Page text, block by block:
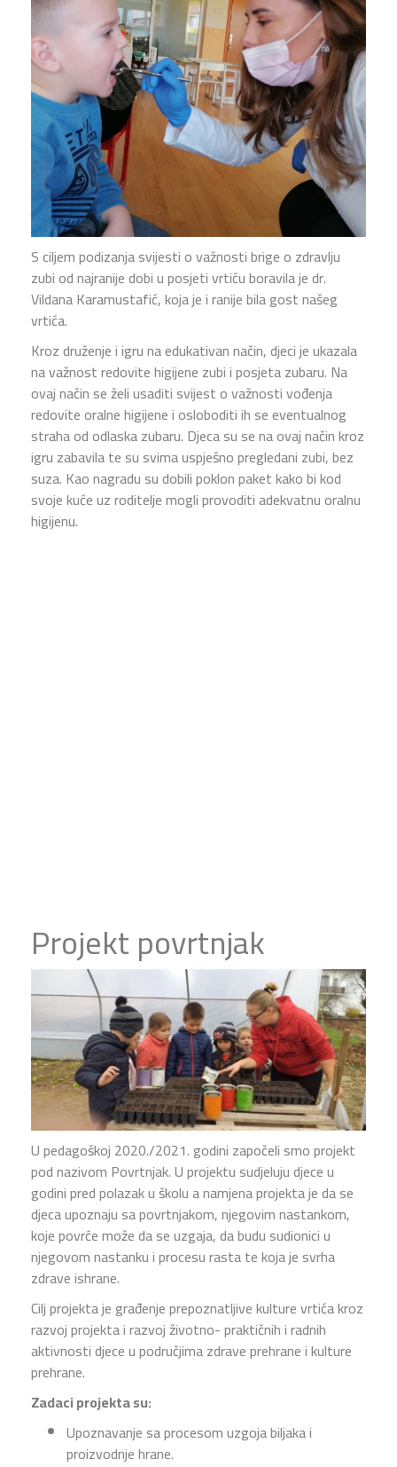
S ciljem podizanja svijesti o važnosti brige o zdravlju
zubi od najranije dobi u posjeti vrtiću boravila je dr.
Vildana Karamustafić, koja je i ranije bila gost našeg
vrtića.
Kroz druženje i igru na edukativan način, djeci je ukazala
na važnost redovite higijene zubi i posjeta zubaru. Na
ovaj način se želi usaditi svijest o važnosti vođenja
redovite oralne higijene i osloboditi ih se eventualnog
straha od odlaska zubaru. Djeca su se na ovaj način kroz
igru zabavila te su svima uspješno pregledani zubi, bez
suza. Kao nagradu su dobili poklon paket kako bi kod
svoje kuće uz roditelje mogli provoditi adekvatnu oralnu
higijenu.
Projekt povrtnjak
U pedagoškoj 2020./2021. godini započeli smo projekt
pod nazivom Povrtnjak. U projektu sudjeluju djece u
godini pred polazak u školu a namjena projekta je da se
djeca upoznaju sa povrtnjakom, njegovim nastankom,
koje povrće može da se uzgaja, da budu sudionici u
njegovom nastanku i procesu rasta te koja je svrha
zdrave ishrane.
Cilj projekta je građenje prepoznatljive kulture vrtića kroz
razvoj projekta i razvoj životno- praktičnih i radnih
aktivnosti djece u područjima zdrave prehrane i kulture
prehrane.
Zadaci projekta su:
Upoznavanje sa procesom uzgoja biljaka i
proizvodnje hrane.